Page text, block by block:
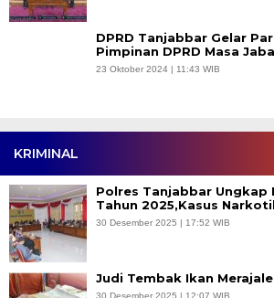
DPRD Tanjabbar Gelar
Pimpinan DPRD Masa
23 Oktober 2024 | 11:43 WIB
KRIMINAL
Polres Tanjabbar Ungkap
Tahun 2025,Kasus
30 Desember 2025 | 17:52 WIB
Judi Tembak Ikan
30 Desember 2025 | 12:07 WIB